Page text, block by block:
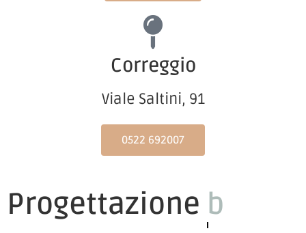
Correggio
Viale Saltini, 91
0522 692007
Progettazione